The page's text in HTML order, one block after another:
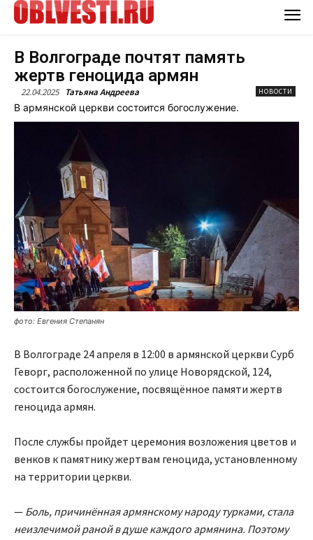
В Волгограде почтят память
жертв геноцида армян
22.04.2025 Татьяна Андреева НОВОСТИ
В армянской церкви состоится богослужение.
фото: Евгения Степанян
В Волгограде 24 апреля в 12:00 в армянской церкви Сурб
Геворг, расположенной по улице Новорядской, 124,
состоится богослужение, посвящённое памяти жертв
геноцида армян.
После службы пройдет церемония возложения цветов и
венков к памятнику жертвам геноцида, установленному
на территории церкви.
— Боль, причинённая армянскому народу турками, стала
неизлечимой раной в душе каждого армянина. Поэтому